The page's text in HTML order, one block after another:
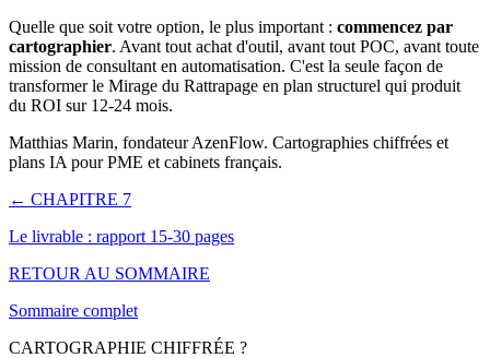
Quelle que soit votre option, le plus important : commencez par
cartographier. Avant tout achat d'outil, avant tout POC, avant toute
mission de consultant en automatisation. C'est la seule façon de
transformer le Mirage du Rattrapage en plan structurel qui produit
du ROI sur 12-24 mois.
Matthias Marin, fondateur AzenFlow. Cartographies chiffrées et
plans IA pour PME et cabinets français.
← CHAPITRE 7
Le livrable : rapport 15-30 pages
RETOUR AU SOMMAIRE
Sommaire complet
CARTOGRAPHIE CHIFFRÉE ?